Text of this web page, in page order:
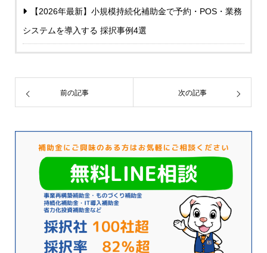
【2026年最新】小規模持続化補助金で予約・POS・業務
システムを導入する 採択事例4選
前の記事 次の記事